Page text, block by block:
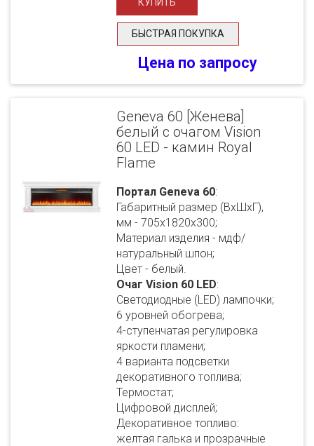
БЫСТРАЯ ПОКУПКА
Цена по запросу
Geneva 60 [Женева]
белый с очагом Vision
60 LED - камин Royal
Flame
Портал Geneva 60:
Габаритный размер (ВхШхГ),
мм - 705х1820х300;
Материал изделия - мдф/
натуральный шпон;
Цвет - белый.
Очаг Vision 60 LED:
Светодиодные (LED) лампочки;
6 уровней обогрева;
4-ступенчатая регулировка
яркости пламени;
4 варианта подсветки
декоративного топлива;
Термостат;
Цифровой дисплей;
Декоративное топливо:
желтая галька и прозрачные